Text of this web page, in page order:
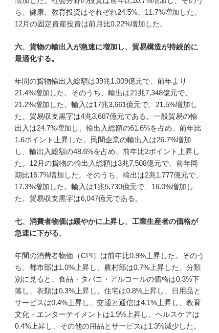
ち、健康、教育投資はそれぞれ24.5%、11.7%増加した。
12月の固定資産投資は前月比0.22%増加した。
六、貨物の輸出入が急速に増加し、貿易構造が持続的に
最適化する。
年間の貨物輸出入総額は39兆1,009億元で、前年より
21.4%増加した。そのうち、輸出は21兆7,348億元で、
21.2%増加した。輸入は17兆3,661億元で、21.5%増加し
た。貿易収支黒字は4兆3,687億元である。一般貿易の輸
出入は24.7%増加し、輸出入総額の61.6%を占め、前年比
1.6ポイント上昇した。民間企業の輸出入は26.7%増加
し、輸出入総額の48.6%を占め、前年比2ポイント上昇し
た。12月の貨物の輸出入総額は3兆7,508億元で、前年同
期比16.7%増加した。そのうち、輸出は2兆1,777億元で、
17.3%増加した。輸入は1兆5,730億元で、16.0%増加し
た。貿易収支黒字は6,047億元である。
七、消費者物価は緩やかに上昇し、工業生産者の価格が
急速に下がる。
年間の消費者物価（CPI）は前年比0.9%上昇した。そのう
ち、都市部は1.0%上昇し、農村部は0.7%上昇した。分類
別に見ると、食品・タバコ・アルコールの価格は0.3%下
落し、衣類は0.3%上昇し、住宅は0.8%上昇し、日用品と
サービスは0.4%上昇し、交通と通信は4.1%上昇し、教育
文化・エンターテイメントは1.9%上昇し、ヘルスケアは
0.4%上昇し、その他の用品とサービスは1.3%減少した。